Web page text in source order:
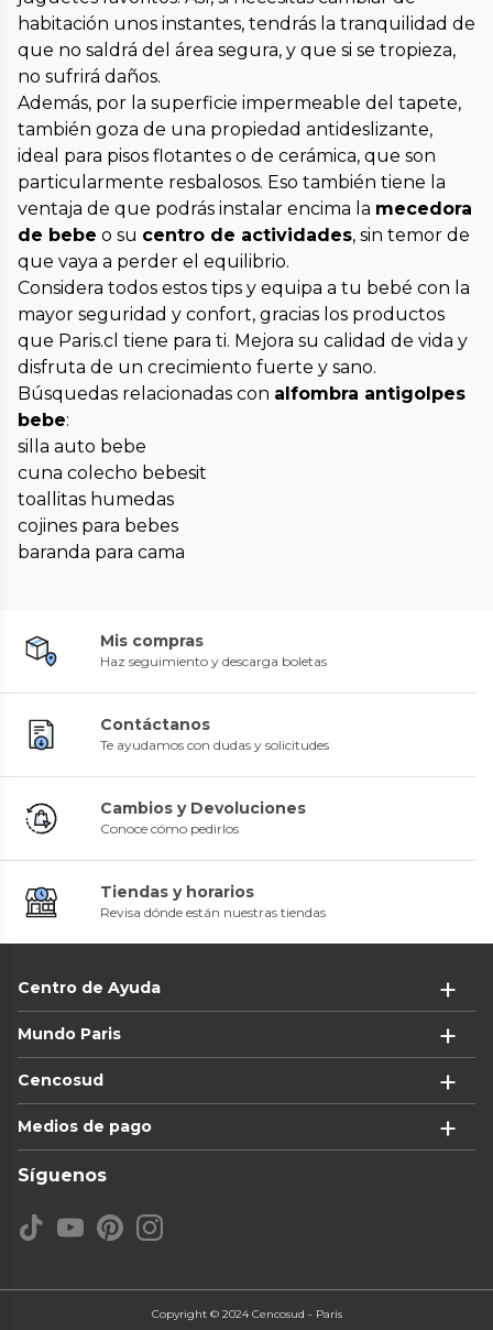
habitación unos instantes, tendrás la tranquilidad de
que no saldrá del área segura, y que si se tropieza,
no sufrirá daños.
Además, por la superficie impermeable del tapete,
también goza de una propiedad antideslizante,
ideal para pisos flotantes o de cerámica, que son
particularmente resbalosos. Eso también tiene la
ventaja de que podrás instalar encima la mecedora
de bebe o su centro de actividades, sin temor de
que vaya a perder el equilibrio.
Considera todos estos tips y equipa a tu bebé con la
mayor seguridad y confort, gracias los productos
que Paris.cl tiene para ti. Mejora su calidad de vida y
disfruta de un crecimiento fuerte y sano.
Búsquedas relacionadas con alfombra antigolpes
bebe:
silla auto bebe
cuna colecho bebesit
toallitas humedas
cojines para bebes
baranda para cama
Mis compras
Haz seguimiento y descarga boletas
Contáctanos
Te ayudamos con dudas y solicitudes
Cambios y Devoluciones
Conoce cómo pedirlos
Tiendas y horarios
Revisa dónde están nuestras tiendas
Centro de Ayuda
Mundo Paris
Cencosud
Medios de pago
Síguenos
Copyright © 2024 Cencosud - Paris